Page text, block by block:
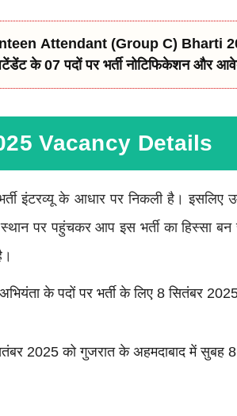
के 07 पदों पर भर्ती नोटिफिकेशन और
Vacancy Details
इंटरव्यू के आधार पर निकली है। इसलिए
पर पहुंचकर आप इस भर्ती का हिस्सा
के पदों पर भर्ती के लिए 8 सितंबर
2025 को गुजरात के अहमदाबाद में